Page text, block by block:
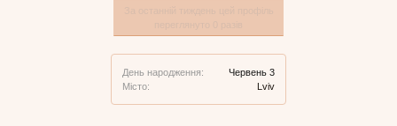
День народження:
Червень 3
Місто:
Lviv